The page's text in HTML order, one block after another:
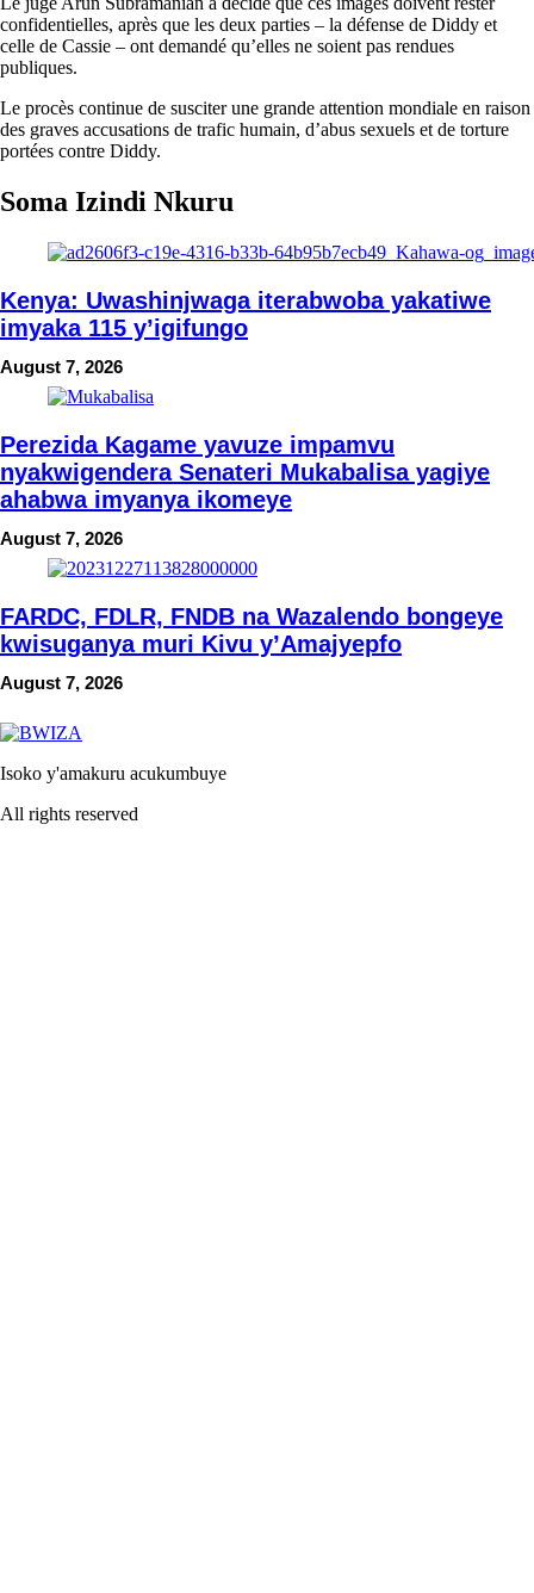
confidentielles, après que les deux parties – la défense de Diddy et
celle de Cassie – ont demandé qu’elles ne soient pas rendues
publiques.
Le procès continue de susciter une grande attention mondiale en raison
des graves accusations de trafic humain, d’abus sexuels et de torture
portées contre Diddy.
Soma Izindi Nkuru
Kenya: Uwashinjwaga iterabwoba yakatiwe
imyaka 115 y’igifungo
August 7, 2026
Perezida Kagame yavuze impamvu
nyakwigendera Senateri Mukabalisa yagiye
ahabwa imyanya ikomeye
August 7, 2026
FARDC, FDLR, FNDB na Wazalendo bongeye
kwisuganya muri Kivu y’Amajyepfo
August 7, 2026
Isoko y'amakuru acukumbuye
All rights reserved